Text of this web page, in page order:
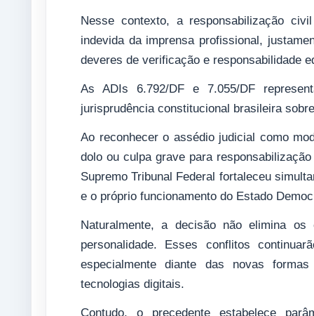
Nesse contexto, a responsabilização
indevida da imprensa profissional,
deveres de verificação e responsabilidade
As ADIs 6.792/DF e 7.055/DF
jurisprudência constitucional brasileira
Ao reconhecer o assédio judicial como
dolo ou culpa grave para
Supremo Tribunal Federal fortaleceu
e o próprio funcionamento do Estado
Naturalmente, a decisão não elimina
personalidade. Esses conflitos
especialmente diante das novas
tecnologias digitais.
Contudo, o precedente estabelece